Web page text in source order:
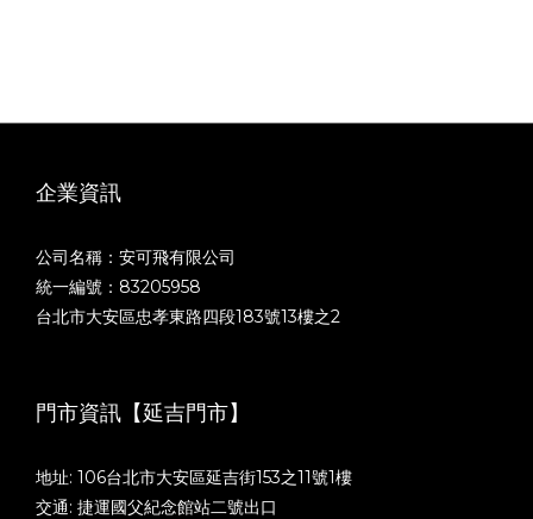
企業資訊
公司名稱：安可飛有限公司
統一編號：83205958
台北市大安區忠孝東路四段183號13樓之2
門市資訊【延吉門市】
地址: 106台北市大安區延吉街153之11號1樓
交通: 捷運國父紀念館站二號出口